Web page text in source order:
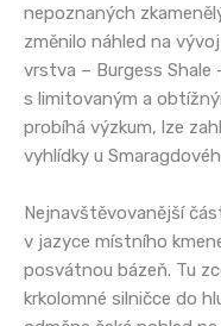
nepoznaných
změnilo náhled na
vrstva – Burgess Shale
s limitovaným a
probíhá výzkum, lze
vyhlídky u
Nejnavštěvovanější
v jazyce místního
posvátnou bázeň. Tu
krkolomné silničce do